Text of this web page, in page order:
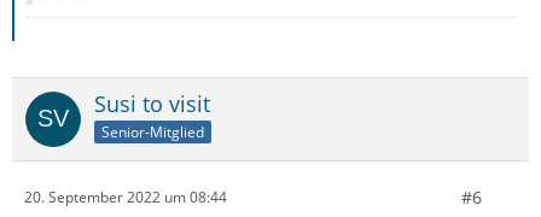
Susi to visit
Senior-Mitglied
20. September 2022 um 08:44 #6